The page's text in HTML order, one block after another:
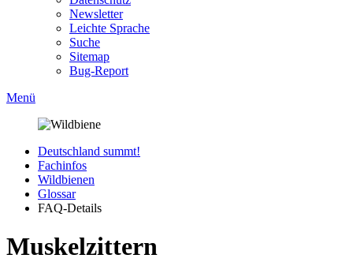
Newsletter
Leichte Sprache
Suche
Sitemap
Bug-Report
Menü
Deutschland summt!
Fachinfos
Wildbienen
Glossar
FAQ-Details
Muskelzittern